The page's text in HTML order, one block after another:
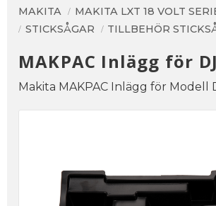
MAKITA
MAKITA LXT 18 VOLT
STICKSÅGAR
TILLBEHÖR
MAKPAC Inlägg för
Makita MAKPAC Inlägg för Modell